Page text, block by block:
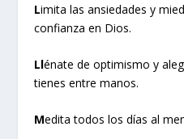
Limita las ansiedades y
confianza en Dios.
Llénate de optimismo y
tienes entre manos.
Medita todos los días al